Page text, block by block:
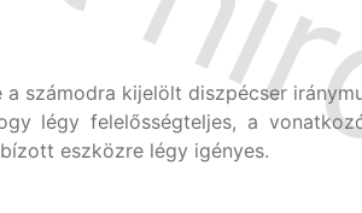
számodra kijelölt diszpécser
légy felelősségteljes, a
eszközre légy igényes.